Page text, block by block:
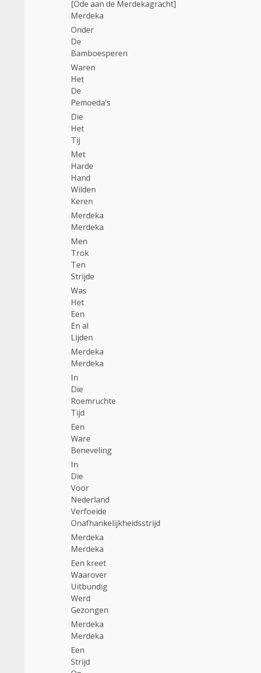
[Ode aan de Merdekagracht]
Merdeka
Onder
De
Bamboesperen
Waren
Het
De
Pemoeda’s
Die
Het
Tij
Met
Harde
Hand
Wilden
Keren
Merdeka
Merdeka
Men
Trok
Ten
Strijde
Was
Het
Een
En al
Lijden
Merdeka
Merdeka
In
Die
Roemruchte
Tijd
Een
Ware
Beneveling
In
Die
Voor
Nederland
Verfoeide
Onafhankelijkheidsstrijd
Merdeka
Merdeka
Een kreet
Waarover
Uitbundig
Werd
Gezongen
Merdeka
Merdeka
Een
Strijd